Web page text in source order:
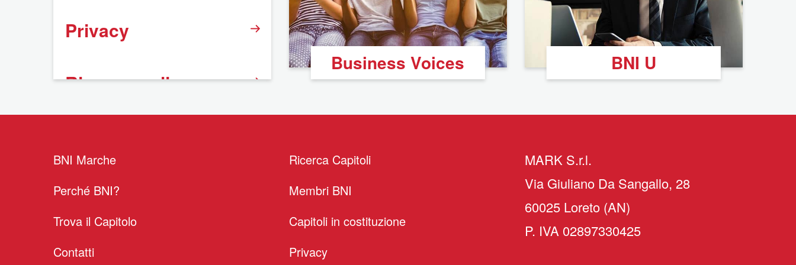
Privacy
Rinnovo online
Business Voices BNI U
BNI Marche
Perché BNI?
Trova il Capitolo
Contatti
Ricerca Capitoli
Membri BNI
Capitoli in costituzione
Privacy
MARK S.r.l.
Via Giuliano Da Sangallo, 28
60025 Loreto (AN)
P. IVA 02897330425